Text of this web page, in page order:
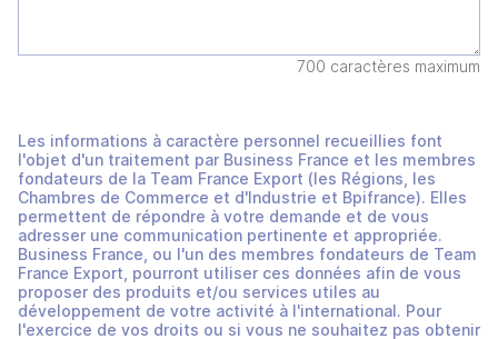
700 caractères maximum
Les informations à caractère personnel recueillies font
l'objet d'un traitement par Business France et les membres
fondateurs de la Team France Export (les Régions, les
Chambres de Commerce et d'Industrie et Bpifrance). Elles
permettent de répondre à votre demande et de vous
adresser une communication pertinente et appropriée.
Business France, ou l'un des membres fondateurs de Team
France Export, pourront utiliser ces données afin de vous
proposer des produits et/ou services utiles au
développement de votre activité à l'international. Pour
l'exercice de vos droits ou si vous ne souhaitez pas obtenir